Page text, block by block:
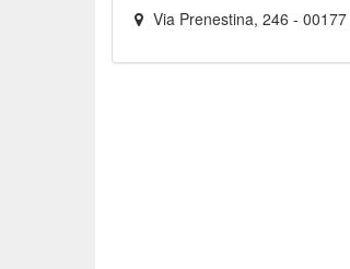
Via Prenestina, 246 - 00177